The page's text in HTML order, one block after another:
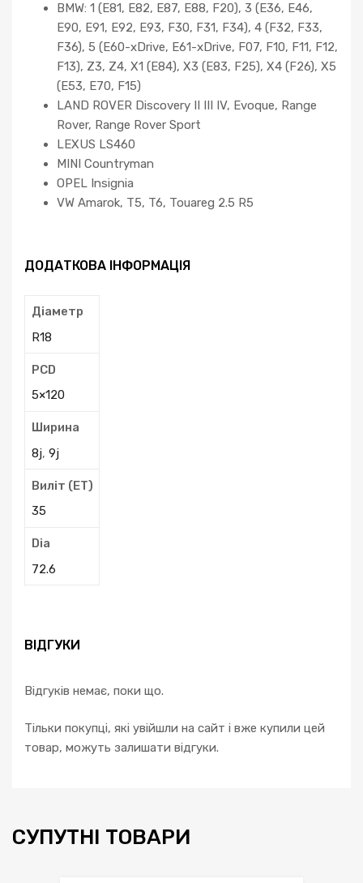
BMW: 1 (E81, E82, E87, E88, F20), 3 (E36, E46,
E90, E91, E92, E93, F30, F31, F34), 4 (F32, F33,
F36), 5 (E60-xDrive, E61-xDrive, F07, F10, F11, F12,
F13), Z3, Z4, X1 (E84), X3 (E83, F25), X4 (F26), X5
(E53, E70, F15)
LAND ROVER Discovery II III IV, Evoque, Range
Rover, Range Rover Sport
LEXUS LS460
MINI Countryman
OPEL Insignia
VW Amarok, T5, T6, Touareg 2.5 R5
ДОДАТКОВА ІНФОРМАЦІЯ
Діаметр
R18
PCD
5×120
Ширина
8j, 9j
Виліт (ЕТ)
35
Dia
72.6
ВІДГУКИ
Відгуків немає, поки що.
Тільки покупці, які увійшли на сайт і вже купили цей
товар, можуть залишати відгуки.
СУПУТНІ ТОВАРИ